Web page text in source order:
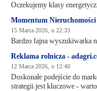
Oczekujemy klasy
Momentum Nieruchomości
15 Marca 2026, o 22:33
Bardzo fajna wyszukiwarka
Reklama rolnicza -
12 Marca 2026, o 12:40
Doskonałe podejście do
strategii jest kluczowe -